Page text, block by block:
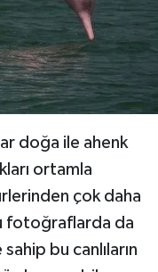
doğa ile ahenk
ortamla
çok daha
fotoğraflarda da
bu canlıların